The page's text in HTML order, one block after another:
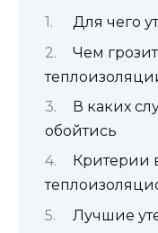
Для чего
Чем грозит
В каких
обойтись
Критерии
Лучшие